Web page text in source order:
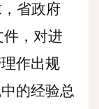
省政府
件，对进
作出规
的经验总